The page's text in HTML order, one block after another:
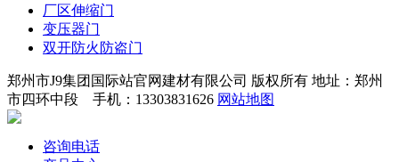
厂区伸缩门
变压器门
双开防火防盗门
郑州市J9集团国际站官网建材有限公司 版权所有 地址：郑州
市四环中段 手机：13303831626 网站地图
咨询电话